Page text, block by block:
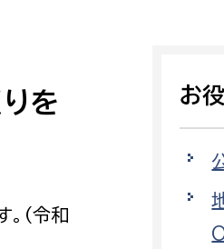
支払いを
働きたい
を
（令和
お